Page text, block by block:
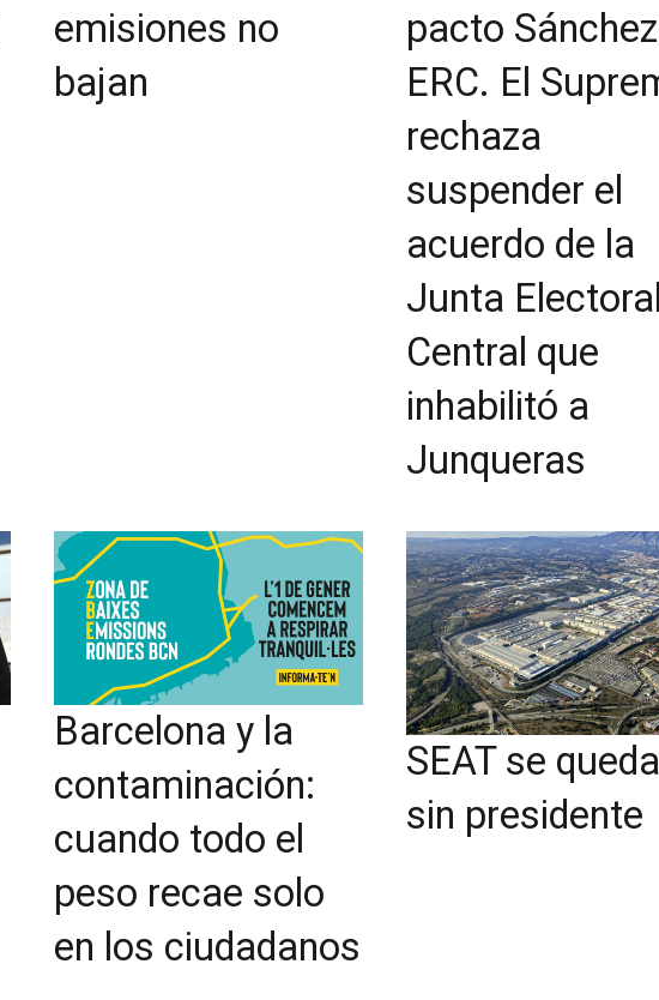
emisiones no
bajan
pacto
ERC. El
rechaza
suspender el
acuerdo de la
Junta Electoral
Central que
inhabilitó a
Junqueras
Barcelona y la
contaminación:
cuando todo el
peso recae solo
en los ciudadanos
SEAT se queda
sin presidente